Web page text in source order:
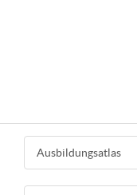
Ausbildungsatlas